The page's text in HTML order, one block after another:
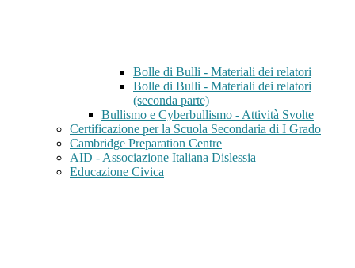
Bolle di Bulli - Materiali dei relatori
Bolle di Bulli - Materiali dei relatori
(seconda parte)
Bullismo e Cyberbullismo - Attività Svolte
Certificazione per la Scuola Secondaria di I Grado
Cambridge Preparation Centre
AID - Associazione Italiana Dislessia
Educazione Civica